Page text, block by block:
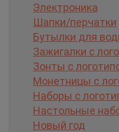
Электроника
Шапки/перчатки
Бутылки для
Зажигалки с
Зонты с
Монетницы с
Наборы с
Настольные
Новый год